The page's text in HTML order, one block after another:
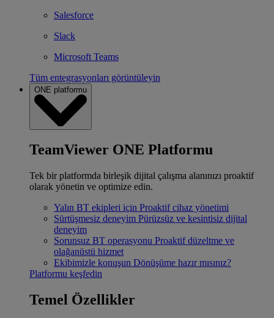
Salesforce
Slack
Microsoft Teams
Tüm entegrasyonları görüntüleyin
ONE platformu
TeamViewer ONE Platformu
Tek bir platformda birleşik dijital çalışma alanınızı proaktif
olarak yönetin ve optimize edin.
Yalın BT ekipleri için Proaktif cihaz yönetimi
Sürtüşmesiz deneyim Pürüzsüz ve kesintisiz dijital
deneyim
Sorunsuz BT operasyonu Proaktif düzeltme ve
olağanüstü hizmet
Ekibimizle konuşun Dönüşüme hazır mısınız?
Platformu keşfedin
Temel Özellikler